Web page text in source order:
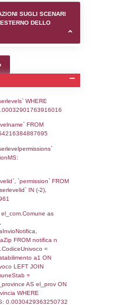
- INFORMAZIONI
CUI è SOGGETTO LO
TERRITORIO
- DESCRIZIONE
E RIEPILOGO SOSTANZE
1 DEL DECRETO
2012/18/UE
- INFORMAZIONI